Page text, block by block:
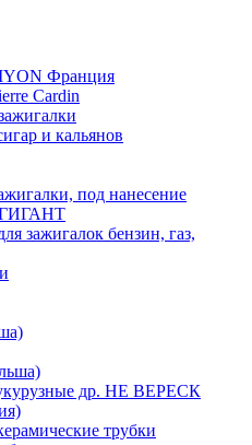
Франция
Cardin
и кальянов
под нанесение
ГИГАНТ
зажигалок бензин, газ,
др. НЕ ВЕРЕСК
трубки